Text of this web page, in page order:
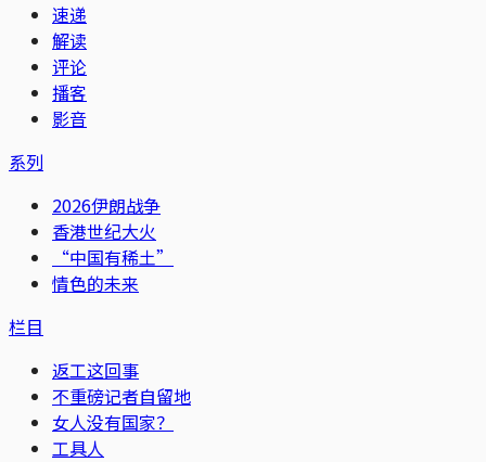
速递
解读
评论
播客
影音
系列
2026伊朗战争
香港世纪大火
“中国有稀土”
情色的未来
栏目
返工这回事
不重磅记者自留地
女人没有国家？
工具人